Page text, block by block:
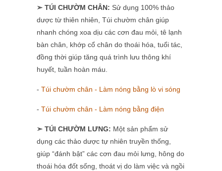
➣ TÚI CHƯỜM CHÂN: Sử dụng 100% thảo
dược từ thiên nhiên, Túi chườm chân giúp
nhanh chóng xoa dịu các cơn đau mỏi, tê lạnh
bàn chân, khớp cổ chân do thoái hóa, tuổi tác,
đồng thời giúp tăng quá trình lưu thông khí
huyết, tuần hoàn máu.
- Túi chườm chân - Làm nóng bằng lò vi sóng
- Túi chườm chân - Làm nóng bằng điện
➣ TÚI CHƯỜM LƯNG: Một sản phẩm sử
dụng các thảo dược tự nhiên truyền thống,
giúp “đánh bật” các cơn đau mỏi lưng, hông do
thoái hóa đốt sống, thoát vị do làm việc và ngồi